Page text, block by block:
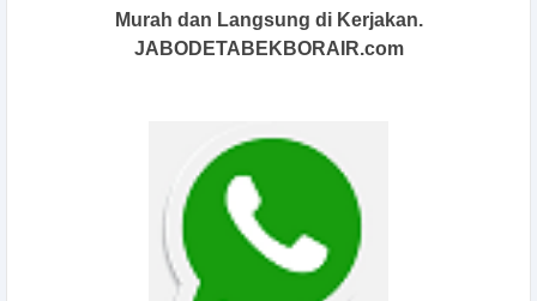
Murah dan Langsung di Kerjakan.
JABODETABEKBORAIR.com